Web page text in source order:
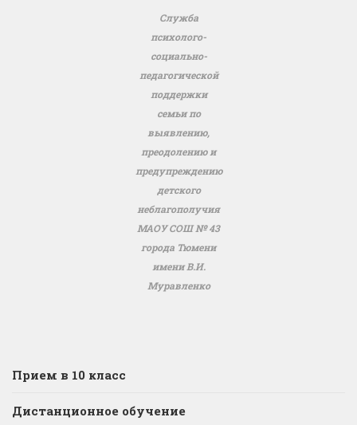
Служба
психолого-
социально-
педагогической
поддержки
семьи по
выявлению,
преодолению и
предупреждению
детского
неблагополучия
МАОУ СОШ № 43
города Тюмени
имени В.И.
Муравленко
Прием в 10 класс
Дистанционное обучение